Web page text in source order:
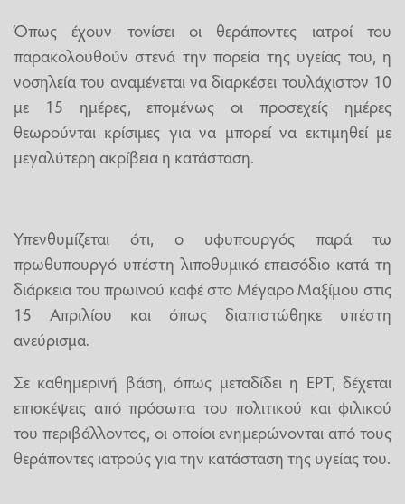
Όπως έχουν τονίσει οι θεράποντες ιατροί του
παρακολουθούν στενά την πορεία της υγείας του, η
νοσηλεία του αναμένεται να διαρκέσει τουλάχιστον 10
με 15 ημέρες, επομένως οι προσεχείς ημέρες
θεωρούνται κρίσιμες για να μπορεί να εκτιμηθεί με
μεγαλύτερη ακρίβεια η κατάσταση.
Υπενθυμίζεται ότι, ο υφυπουργός παρά τω
πρωθυπουργό υπέστη λιποθυμικό επεισόδιο κατά τη
διάρκεια του πρωινού καφέ στο Μέγαρο Μαξίμου στις
15 Απριλίου και όπως διαπιστώθηκε υπέστη
ανεύρισμα.
Σε καθημερινή βάση, όπως μεταδίδει η ΕΡΤ, δέχεται
επισκέψεις από πρόσωπα του πολιτικού και φιλικού
του περιβάλλοντος, οι οποίοι ενημερώνονται από τους
θεράποντες ιατρούς για την κατάσταση της υγείας του.